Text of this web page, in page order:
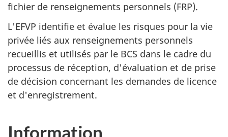
fichier de renseignements personnels (FRP).
L'EFVP identifie et évalue les risques pour la vie
privée liés aux renseignements personnels
recueillis et utilisés par le BCS dans le cadre du
processus de réception, d'évaluation et de prise
de décision concernant les demandes de licence
et d'enregistrement.
Information